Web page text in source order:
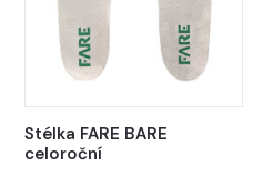
Stélka FARE BARE
celoroční